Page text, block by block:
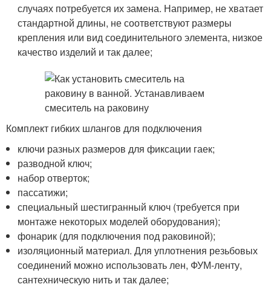
случаях потребуется их замена. Например, не хватает
стандартной длины, не соответствуют размеры
крепления или вид соединительного элемента, низкое
качество изделий и так далее;
Комплект гибких шлангов для подключения
ключи разных размеров для фиксации гаек;
разводной ключ;
набор отверток;
пассатижи;
специальный шестигранный ключ (требуется при
монтаже некоторых моделей оборудования);
фонарик (для подключения под раковиной);
изоляционный материал. Для уплотнения резьбовых
соединений можно использовать лен, ФУМ-ленту,
сантехническую нить и так далее;